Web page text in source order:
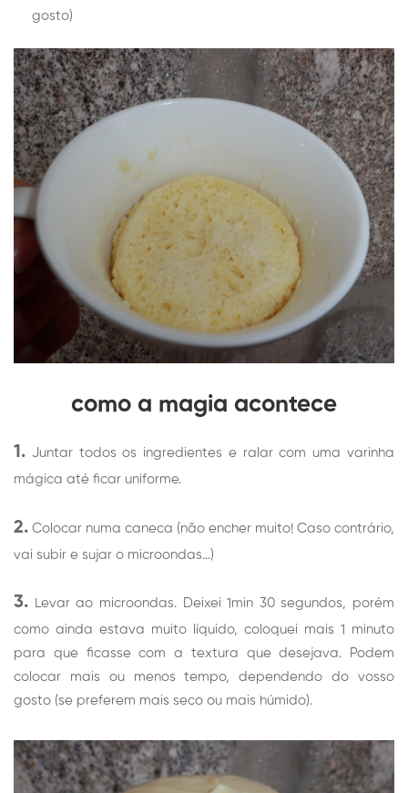
gosto)
como a magia acontece
1. Juntar todos os ingredientes e ralar com uma varinha
mágica até ficar uniforme.
2. Colocar numa caneca (não encher muito! Caso contrário,
vai subir e sujar o microondas…)
3. Levar ao microondas. Deixei 1min 30 segundos, porém
como ainda estava muito líquido, coloquei mais 1 minuto
para que ficasse com a textura que desejava. Podem
colocar mais ou menos tempo, dependendo do vosso
gosto (se preferem mais seco ou mais húmido).